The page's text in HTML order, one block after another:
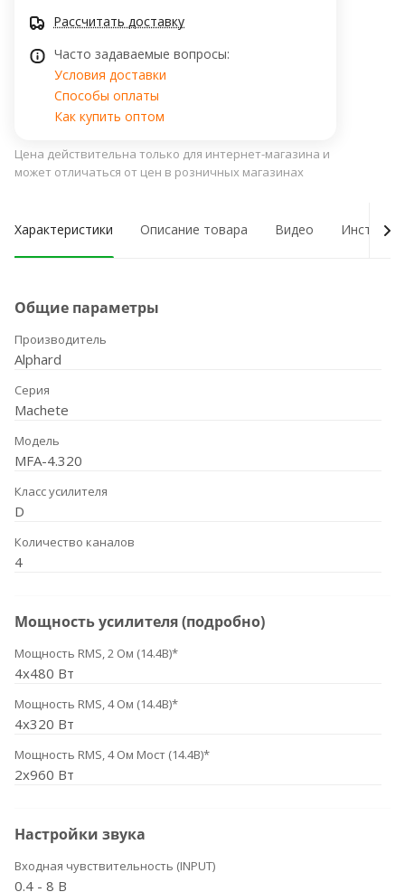
Рассчитать доставку
Часто задаваемые вопросы:
Условия доставки
Способы оплаты
Как купить оптом
Цена действительна только для интернет-магазина и
может отличаться от цен в розничных магазинах
Характеристики Описание товара Видео
Общие параметры
Производитель
Alphard
Серия
Machete
Модель
MFA-4.320
Класс усилителя
D
Количество каналов
4
Мощность усилителя (подробно)
Мощность RMS, 2 Ом (14.4В)*
4х480 Вт
Мощность RMS, 4 Ом (14.4В)*
4x320 Вт
Мощность RMS, 4 Ом Мост (14.4В)*
2x960 Вт
Настройки звука
Входная чувствительность (INPUT)
0.4 - 8 В